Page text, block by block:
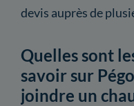
devis auprès de
Quelles sont
savoir sur
joindre un